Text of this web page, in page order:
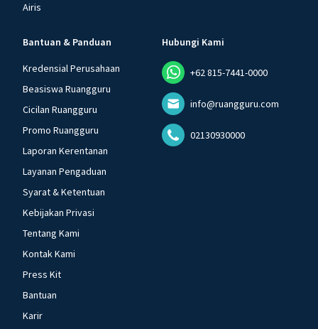
Airis
Bantuan & Panduan
Kredensial Perusahaan
Beasiswa Ruangguru
Cicilan Ruangguru
Promo Ruangguru
Laporan Kerentanan
Layanan Pengaduan
Syarat & Ketentuan
Kebijakan Privasi
Tentang Kami
Kontak Kami
Press Kit
Bantuan
Karir
Hubungi Kami
+62 815-7441-0000
info@ruangguru.com
02130930000